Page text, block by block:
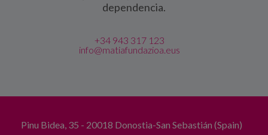
dependencia.
+34 943 317 123
info@matiafundazioa.eus
Pinu Bidea, 35 - 20018 Donostia-San Sebastián (Spain)